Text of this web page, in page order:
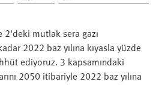
2'deki mutlak sera gazı
2022 baz yılına kıyasla yüzde
ediyoruz. 3 kapsamındaki
2050 itibariyle 2022 baz yılına